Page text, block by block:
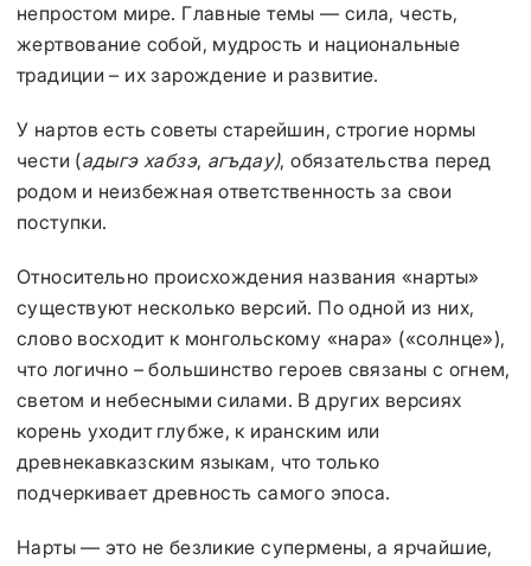
непростом мире. Главные темы — сила, честь,
жертвование собой, мудрость и национальные
традиции – их зарождение и развитие.
У нартов есть советы старейшин, строгие нормы
чести (адыгэ хабзэ, агъдау), обязательства перед
родом и неизбежная ответственность за свои
поступки.
Относительно происхождения названия «нарты»
существуют несколько версий. По одной из них,
слово восходит к монгольскому «нара» («солнце»),
что логично – большинство героев связаны с огнем,
светом и небесными силами. В других версиях
корень уходит глубже, к иранским или
древнекавказским языкам, что только
подчеркивает древность самого эпоса.
Нарты — это не безликие супермены, а ярчайшие,